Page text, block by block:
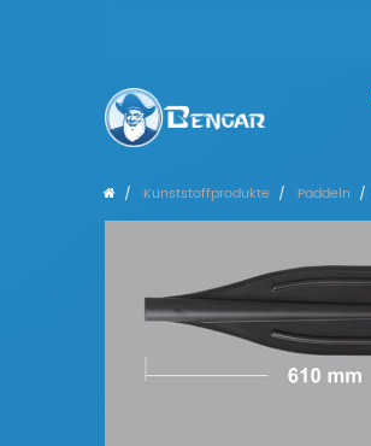
Kunststoffprodukte Paddeln